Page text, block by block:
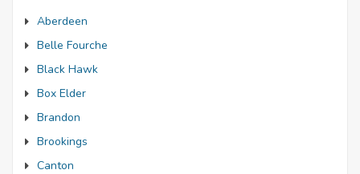
Aberdeen
Belle Fourche
Black Hawk
Box Elder
Brandon
Brookings
Canton